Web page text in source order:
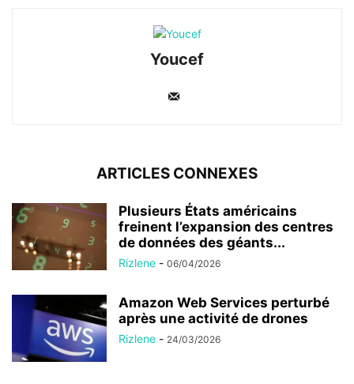
Youcef
ARTICLES CONNEXES
Plusieurs États américains
freinent l’expansion des centres
de données des géants...
Rizlene - 06/04/2026
Amazon Web Services perturbé
après une activité de drones
Rizlene - 24/03/2026